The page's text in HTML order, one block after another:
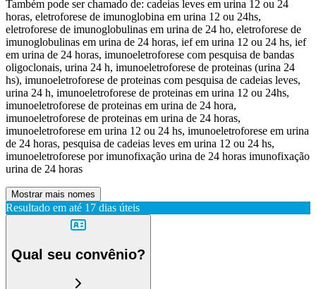
Também pode ser chamado de: cadeias leves em urina 12 ou 24
horas, eletroforese de imunoglobina em urina 12 ou 24hs,
eletroforese de imunoglobulinas em urina de 24 ho, eletroforese de
imunoglobulinas em urina de 24 horas, ief em urina 12 ou 24 hs, ief
em urina de 24 horas, imunoeletroforese com pesquisa de bandas
oligoclonais, urina 24 h, imunoeletroforese de proteinas (urina 24
hs), imunoeletroforese de proteinas com pesquisa de cadeias leves,
urina 24 h, imunoeletroforese de proteinas em urina 12 ou 24hs,
imunoeletroforese de proteinas em urina de 24 hora,
imunoeletroforese de proteinas em urina de 24 horas,
imunoeletroforese em urina 12 ou 24 hs, imunoeletroforese em urina
de 24 horas, pesquisa de cadeias leves em urina 12 ou 24 hs,
imunoeletroforese por imunofixação urina de 24 horas imunofixação
urina de 24 horas
Mostrar mais nomes
Resultado em até 17 dias úteis
Qual seu convênio?